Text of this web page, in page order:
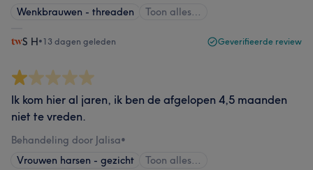
Wenkbrauwen - threaden
Toon alles…
S H•13 dagen geleden Geverifieerde review
Ik kom hier al jaren, ik ben de afgelopen 4,5 maanden
niet te vreden.
Behandeling door Jalisa•
Vrouwen harsen - gezicht
Toon alles…